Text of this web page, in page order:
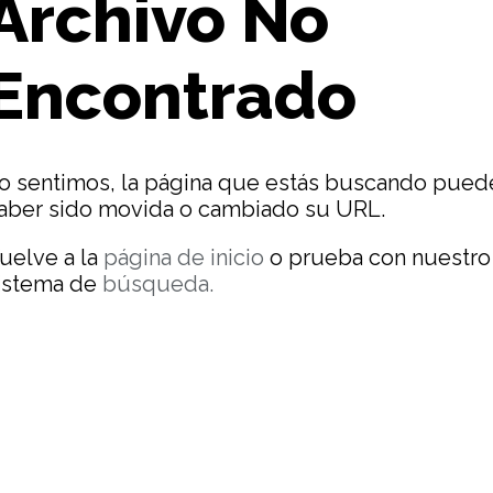
No
sentimos, la página que estás buscando
sido movida o cambiado su URL.
a la página de inicio o prueba con nuestro
de búsqueda.